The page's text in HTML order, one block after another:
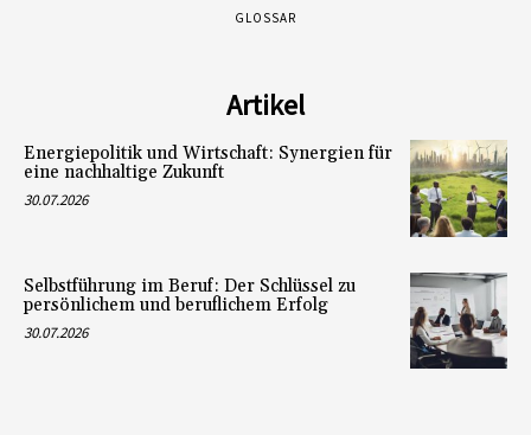
GLOSSAR
Artikel
Energiepolitik und Wirtschaft: Synergien für
eine nachhaltige Zukunft
30.07.2026
Selbstführung im Beruf: Der Schlüssel zu
persönlichem und beruflichem Erfolg
30.07.2026